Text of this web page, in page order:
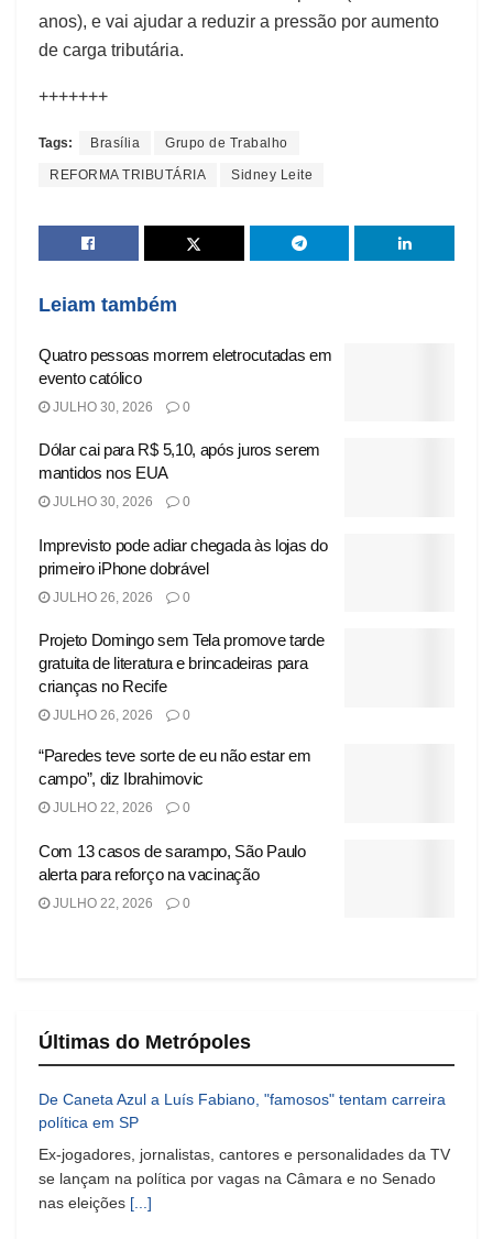
anos), e vai ajudar a reduzir a pressão por aumento
de carga tributária.
+++++++
Tags: Brasília Grupo de Trabalho
REFORMA TRIBUTÁRIA Sidney Leite
Leiam também
Quatro pessoas morrem eletrocutadas em
evento católico
JULHO 30, 2026 0
Dólar cai para R$ 5,10, após juros serem
mantidos nos EUA
JULHO 30, 2026 0
Imprevisto pode adiar chegada às lojas do
primeiro iPhone dobrável
JULHO 26, 2026 0
Projeto Domingo sem Tela promove tarde
gratuita de literatura e brincadeiras para
crianças no Recife
JULHO 26, 2026 0
“Paredes teve sorte de eu não estar em
campo”, diz Ibrahimovic
JULHO 22, 2026 0
Com 13 casos de sarampo, São Paulo
alerta para reforço na vacinação
JULHO 22, 2026 0
Últimas do Metrópoles
De Caneta Azul a Luís Fabiano, "famosos" tentam carreira
política em SP
Ex-jogadores, jornalistas, cantores e personalidades da TV
se lançam na política por vagas na Câmara e no Senado
nas eleições [...]